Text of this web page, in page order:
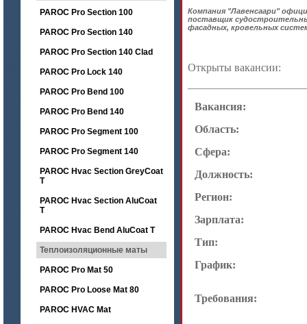
PAROC Pro Section 100
PAROC Pro Section 140
PAROC Pro Section 140 Clad
PAROC Pro Lock 140
PAROC Pro Bend 100
PAROC Pro Bend 140
PAROC Pro Segment 100
PAROC Pro Segment 140
PAROC Hvac Section GreyCoat
T
PAROC Hvac Section AluCoat
T
PAROC Hvac Bend AluCoat T
Теплоизоляционные маты
PAROC Pro Mat 50
PAROC Pro Loose Mat 80
PAROC HVAC Mat
Компания "Лавенсаари"
поставщик
фасадных, кровельных
Открыты вакансии:
Вакансия:
Область:
Сфера:
Должность:
Регион:
Зарплата:
Тип:
График:
Требования: